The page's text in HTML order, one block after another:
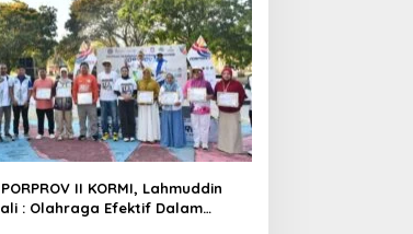
II KORMI, Lahmuddin
: Olahraga Efektif Dalam